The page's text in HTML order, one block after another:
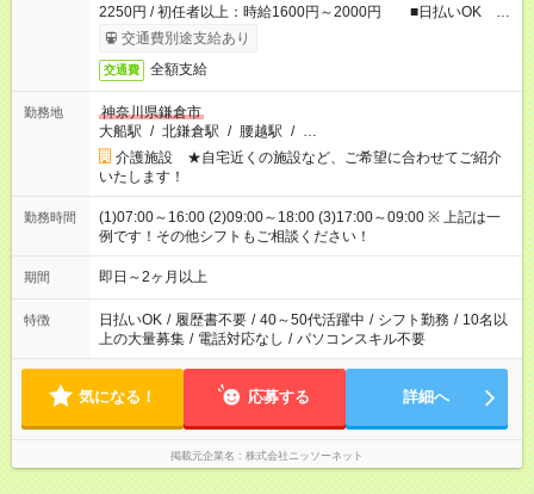
2250円 / 初任者以上：時給1600円～2000円 ■日払いOK ■
日収例：1万2000円（時給1500円×8h）
交通費別途支給あり
交通費 全額支給
勤務地
神奈川県鎌倉市
大船駅 / 北鎌倉駅 / 腰越駅 / …
介護施設 ★自宅近くの施設など、ご希望に合わせてご紹介
いたします！
勤務時間
(1)07:00～16:00 (2)09:00～18:00 (3)17:00～09:00 ※ 上記は一
例です！その他シフトもご相談ください！
期間 即日～2ヶ月以上
特徴 日払いOK / 履歴書不要 / 40～50代活躍中 / シフト勤務 / 10名以
上の大量募集 / 電話対応なし / パソコンスキル不要
気になる！ 応募する 詳細へ
掲載元企業名 株式会社ニッソーネット